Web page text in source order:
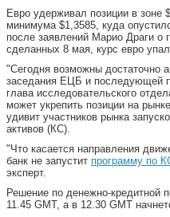
Евро удерживал позиции в зоне
минимума $1,3585, куда
после заявлений Марио Драги о
сделанных 8 мая, курс евро
"Сегодня возможны достаточно
заседания ЕЦБ и последующей
глава исследовательского
может укрепить позиции на
удивит участников рынка
активов (КС).
"Что касается направления
банк не запустит программу по
эксперт.
Решение по денежно-кредитной
11.45 GMT, а в 12.30 GMT